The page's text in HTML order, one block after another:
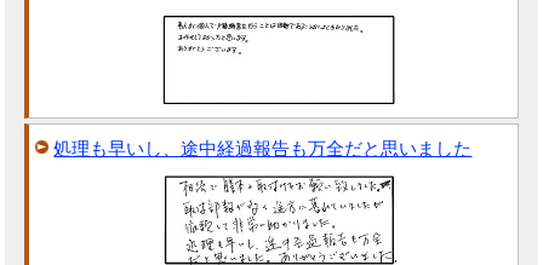
処理も早いし、途中経過報告も万全だと思いました